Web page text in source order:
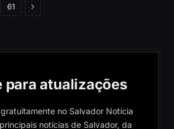
61 Próximo
para atualizações
no Salvador Notícia
notícias de Salvador, da